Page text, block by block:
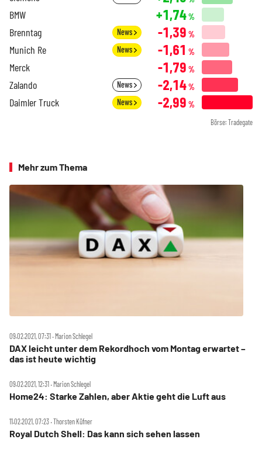
BMW +1,74%
Brenntag News -1,39 %
Munich Re News -1,61 %
Merck -1,79 %
Zalando News -2,14%
Daimler Truck News -2,99 %
Börse: Tradegate
Mehr zum Thema
09.02.2021, 07:31 ‧ Marion Schlegel
DAX leicht unter dem Rekordhoch vom Montag erwartet –
das ist heute wichtig
09.02.2021, 12:31 ‧ Marion Schlegel
Home24: Starke Zahlen, aber Aktie geht die Luft aus
11.02.2021, 07:23 ‧ Thorsten Küfner
Royal Dutch Shell: Das kann sich sehen lassen